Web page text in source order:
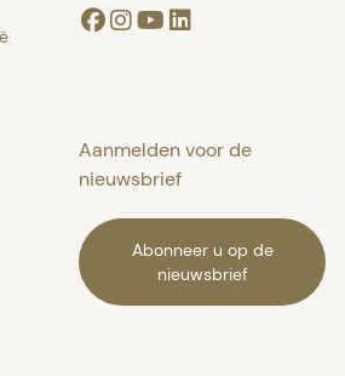
Facebook
Instagram
YoutubeLinkedin
Aanmelden voor de
nieuwsbrief
Abonneer u op de
nieuwsbrief